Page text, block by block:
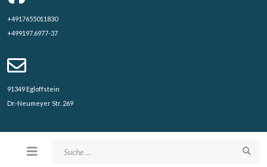
+4917655011830
+499197.6977-37
91349 Egloffstein
Dr.-Neumeyer Str. 269